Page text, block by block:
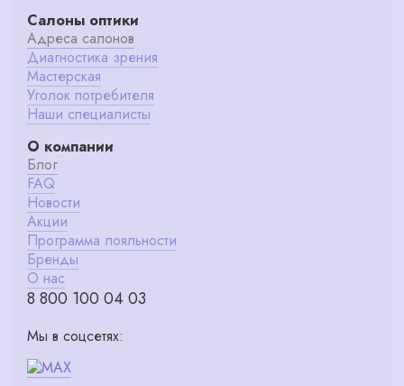
Салоны оптики
Адреса салонов
Диагностика зрения
Мастерская
Уголок потребителя
Наши специалисты
О компании
Блог
FAQ
Новости
Акции
Программа лояльности
Бренды
О нас
8 800 100 04 03
Мы в соцсетях: